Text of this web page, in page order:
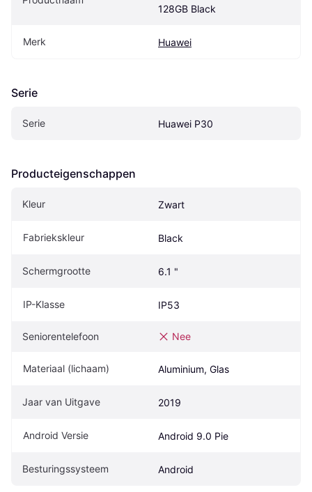
128GB Black
Merk Huawei
Serie
Serie Huawei P30
Producteigenschappen
Kleur Zwart
Fabriekskleur Black
Schermgrootte 6.1 "
IP-Klasse IP53
Seniorentelefoon Nee
Materiaal (lichaam) Aluminium, Glas
Jaar van Uitgave 2019
Android Versie Android 9.0 Pie
Besturingssysteem Android